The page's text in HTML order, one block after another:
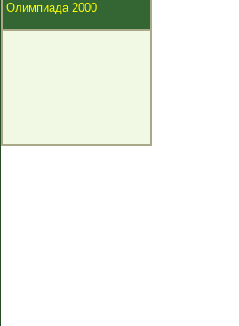
Олимпиада 2000